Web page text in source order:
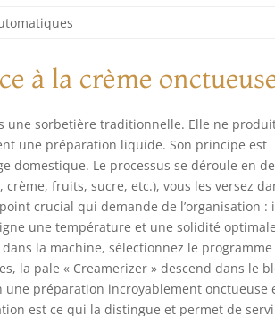
à la crème
une sorbetière traditionnelle. Elle ne
une préparation liquide. Son principe est
domestique. Le processus se déroule en
fruits, sucre, etc.), vous les versez
crucial qui demande de l’organisation :
une température et une solidité
la machine, sélectionnez le programme
la pale « Creamerizer » descend dans le
une préparation incroyablement onctueuse
est ce qui la distingue et permet de